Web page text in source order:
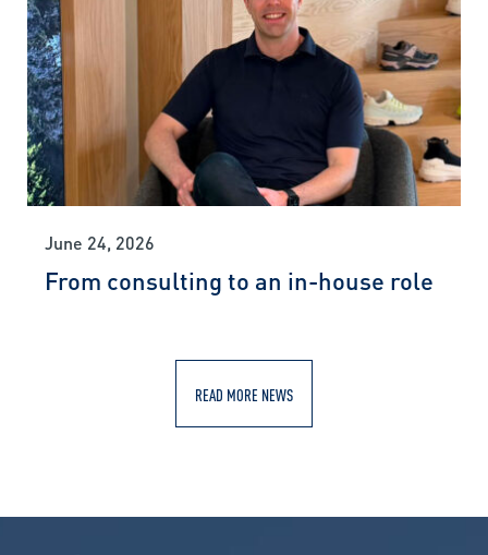
June 24, 2026
From consulting to an in-house role
READ MORE NEWS